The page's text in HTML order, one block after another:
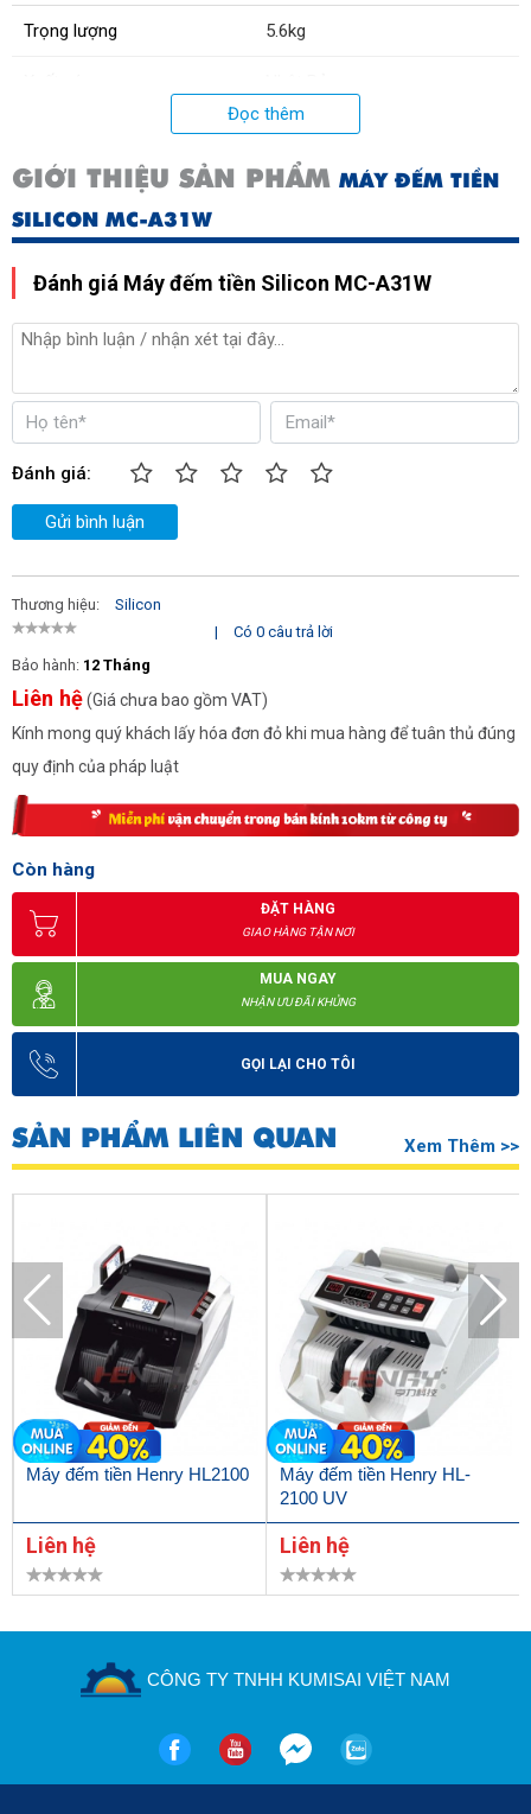
Trọng lượng 5.6kg
Đọc thêm
GIỚI THIỆU SẢN PHẨM MÁY ĐẾM TIỀN
SILICON MC-A31W
Đánh giá Máy đếm tiền Silicon MC-A31W
Đánh giá:
Gửi bình luận
Thương hiệu:
Silicon
|
Có 0 câu trả lời
Bảo hành: 12 Tháng
Liên hệ(Giá chưa bao gồm VAT)
Kính mong quý khách lấy hóa đơn đỏ khi mua hàng để tuân thủ đúng
quy định của pháp luật
Còn hàng
ĐẶT HÀNG
GIAO HÀNG TẬN NƠI
MUA NGAY
NHẬN ƯU ĐÃI KHỦNG
GỌI LẠI CHO TÔI
SẢN PHẨM LIÊN QUAN Xem Thêm >>
Máy đếm tiền Henry HL2100
Liên hệ
Máy đếm tiền Henry HL-
2100 UV
Liên hệ
CÔNG TY TNHH KUMISAI VIỆT NAM